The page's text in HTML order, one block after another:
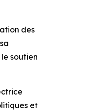
des
soutien
et